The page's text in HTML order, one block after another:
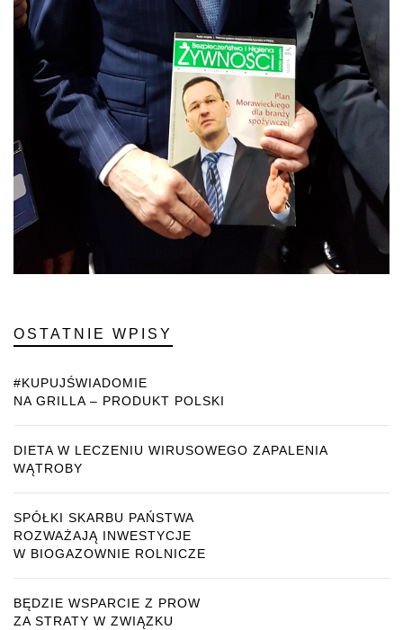
OSTATNIE WPISY
#KUPUJŚWIADOMIE
NA GRILLA – PRODUKT POLSKI
DIETA W LECZENIU WIRUSOWEGO ZAPALENIA
WĄTROBY
SPÓŁKI SKARBU PAŃSTWA
ROZWAŻAJĄ INWESTYCJE
W BIOGAZOWNIE ROLNICZE
BĘDZIE WSPARCIE Z PROW
ZA STRATY W ZWIĄZKU